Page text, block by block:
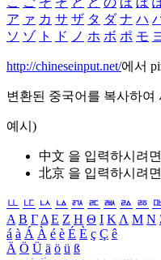
ア ァ カ サ ザ タ ダ ナ ハ
ソ ゾ ト ド ノ ホ ボ ポ モ
http://chineseinput.net/에서
변환된 중국어를 복사하여
예시)
中文 을 입력하시려면
北京 을 입력하시려면
ㅥ ㅦ ㅧ ㅨ ㅩ ㅪ ㅫ ㅬ ㅭ
Α Β ΓΔ Ε Ζ Η Θ Ι ΚΛ Μ Ν
á à Á À é è É È ç Ç ê
Ä Ö Ü ä ö ü ß